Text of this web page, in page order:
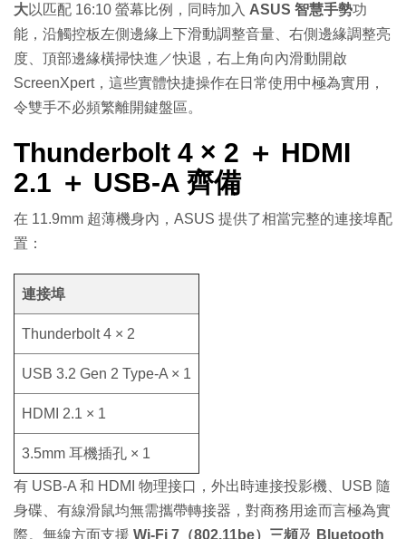
大以匹配 16:10 螢幕比例，同時加入 ASUS 智慧手勢功
能，沿觸控板左側邊緣上下滑動調整音量、右側邊緣調整亮
度、頂部邊緣橫掃快進／快退，右上角向內滑動開啟
ScreenXpert，這些實體快捷操作在日常使用中極為實用，
令雙手不必頻繁離開鍵盤區。
Thunderbolt 4 × 2 ＋ HDMI
2.1 ＋ USB-A 齊備
在 11.9mm 超薄機身內，ASUS 提供了相當完整的連接埠配
置：
連接埠
Thunderbolt 4 × 2
USB 3.2 Gen 2 Type-A × 1
HDMI 2.1 × 1
3.5mm 耳機插孔 × 1
有 USB-A 和 HDMI 物理接口，外出時連接投影機、USB 隨
身碟、有線滑鼠均無需攜帶轉接器，對商務用途而言極為實
際。無線方面支援 Wi-Fi 7（802.11be）三頻及 Bluetooth